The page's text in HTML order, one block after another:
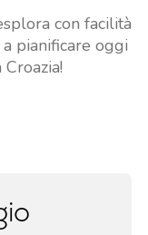
con facilità
pianificare oggi